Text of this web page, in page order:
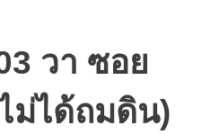
วา ซอย
ม่ได้ถมดิน)